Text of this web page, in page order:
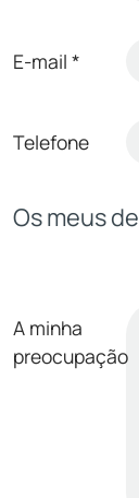
E-mail *
Telefone
Os meus
A minha
preocupação